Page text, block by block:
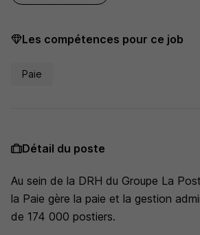
Les compétences pour ce job
Paie
Détail du poste
Au sein de la DRH du Groupe La
la Paie gère la paie et la gestion
de 174 000 postiers.